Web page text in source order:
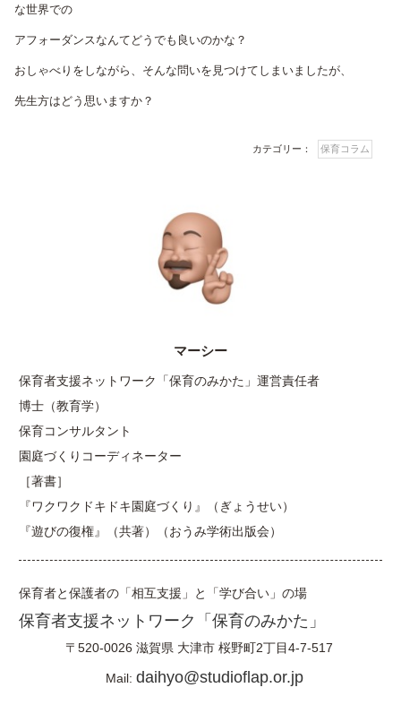
な世界での
アフォーダンスなんてどうでも良いのかな？
おしゃべりをしながら、そんな問いを見つけてしまいましたが、
先生方はどう思いますか？
カテゴリー： 保育コラム
マーシー
保育者支援ネットワーク「保育のみかた」運営責任者
博士（教育学）
保育コンサルタント
園庭づくりコーディネーター
［著書］
『ワクワクドキドキ園庭づくり』（ぎょうせい）
『遊びの復権』（共著）（おうみ学術出版会）
保育者と保護者の「相互支援」と「学び合い」の場
保育者支援ネットワーク「保育のみかた」
〒520-0026 滋賀県 大津市 桜野町2丁目4-7-517
Mail: daihyo@studioflap.or.jp